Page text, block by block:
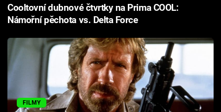
Cooltovní dubnové čtvrtky na Prima COOL:
Námořní pěchota vs. Delta Force
FILMY